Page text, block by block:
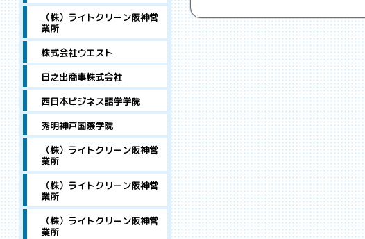
（株）ライトクリーン阪神営
業所
株式会社ウエスト
日之出商事株式会社
西日本ビジネス語学学院
秀明神戸国際学院
（株）ライトクリーン阪神営
業所
（株）ライトクリーン阪神営
業所
（株）ライトクリーン阪神営
業所